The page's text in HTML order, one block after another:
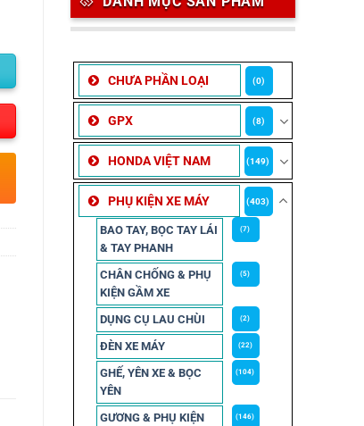
CHƯA PHẦN LOẠI (0)
GPX (8)
HONDA VIỆT NAM (149)
PHỤ KIỆN XE MÁY (403)
BAO TAY, BỌC TAY LÁI
& TAY PHANH
(7)
CHÂN CHỐNG & PHỤ
KIỆN GẦM XE
(5)
DỤNG CỤ LAU CHÙI (2)
ĐÈN XE MÁY (22)
GHẾ, YÊN XE & BỌC
YÊN
(104)
GƯƠNG & PHỤ KIỆN (146)